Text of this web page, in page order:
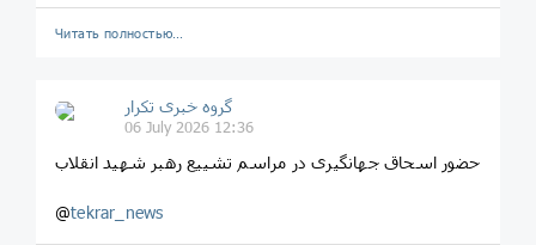
Читать полностью…
گروه خبری تکرار
06 July 2026 12:36
حضور اسحاق جهانگیری در مراسم تشییع رهبر شهید انقلاب
@tekrar_news